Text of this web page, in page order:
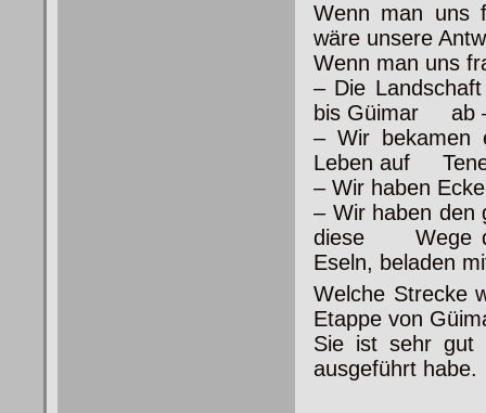
Wenn man uns
wäre unsere
Wenn man uns
– Die
bis Güimar ab
– Wir bekamen
Leben auf
– Wir haben
– Wir haben den
diese Wege
Eseln, beladen
Welche Strecke
Etappe von
Sie ist sehr gut
ausgeführt habe.